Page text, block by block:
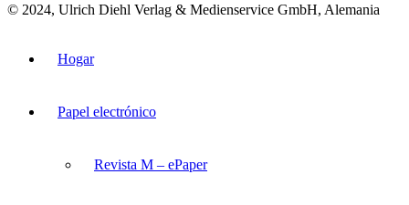
© 2024, Ulrich Diehl Verlag & Medienservice GmbH, Alemania
Hogar
Papel electrónico
Revista M – ePaper